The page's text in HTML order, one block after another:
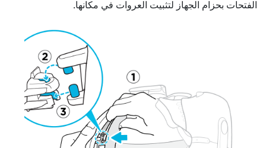
الفتحات بحزام الجهاز لتثبيت العروات في مكانها.